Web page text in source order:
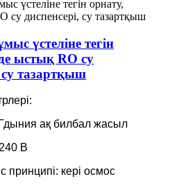
үстеліне тегін
ыстық RO су
су тазартқыш
Гдыния ақ билбал жасыл
В
кері осмос